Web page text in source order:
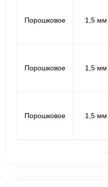
Порошковое 1,5 мм
Порошковое 1,5 мм
Порошковое 1,5 мм